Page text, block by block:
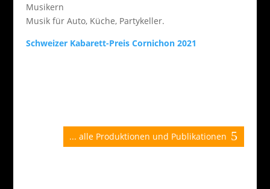
Musikern
Musik für Auto, Küche, Partykeller.
Schweizer Kabarett-Preis Cornichon 2021
... alle Produktionen und Publikationen